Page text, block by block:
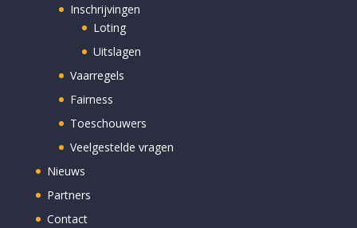
Inschrijvingen
Loting
Uitslagen
Vaarregels
Fairness
Toeschouwers
Veelgestelde vragen
Nieuws
Partners
Contact